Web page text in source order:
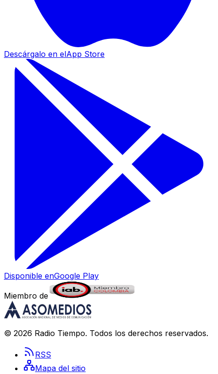
Descárgalo en elApp Store
Disponible enGoogle Play
Miembro de
© 2026 Radio Tiempo. Todos los derechos reservados.
RSS
Mapa del sitio